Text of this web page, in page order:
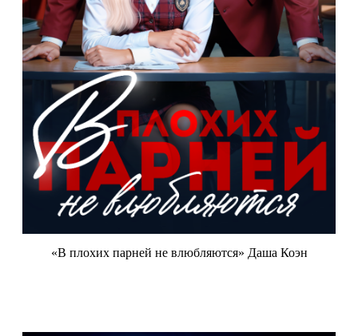
«В плохих парней не влюбляются» Даша Коэн